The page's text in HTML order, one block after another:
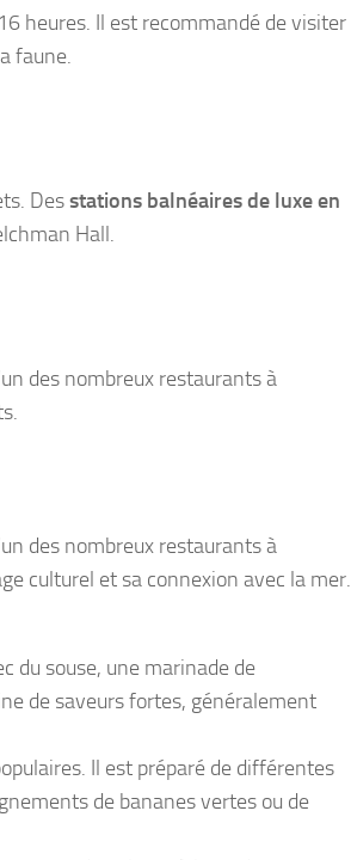
heures. Il est recommandé de visiter
faune.
Desstations balnéaires de luxe en
Hall.
des nombreux restaurants à
des nombreux restaurants à
culturel et sa connexion avec la mer.
du souse, une marinade de
de saveurs fortes, généralement
Il est préparé de différentes
de bananes vertes ou de